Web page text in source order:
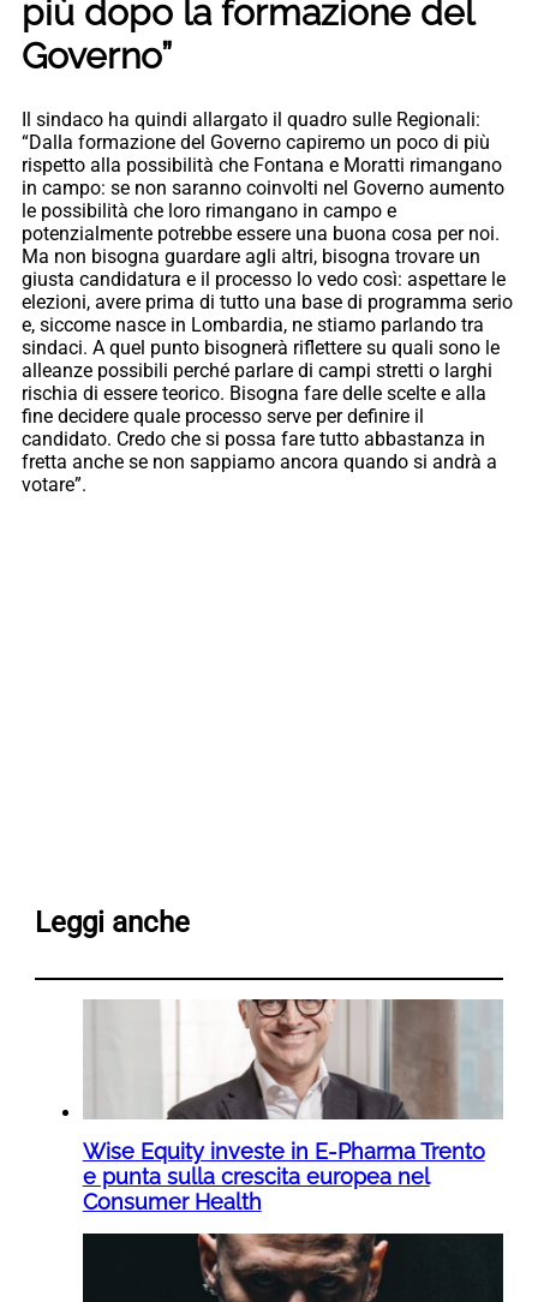
più dopo la formazione del
Governo”
Il sindaco ha quindi allargato il quadro sulle Regionali:
“Dalla formazione del Governo capiremo un poco di più
rispetto alla possibilità che Fontana e Moratti rimangano
in campo: se non saranno coinvolti nel Governo aumento
le possibilità che loro rimangano in campo e
potenzialmente potrebbe essere una buona cosa per noi.
Ma non bisogna guardare agli altri, bisogna trovare un
giusta candidatura e il processo lo vedo così: aspettare le
elezioni, avere prima di tutto una base di programma serio
e, siccome nasce in Lombardia, ne stiamo parlando tra
sindaci. A quel punto bisognerà riflettere su quali sono le
alleanze possibili perché parlare di campi stretti o larghi
rischia di essere teorico. Bisogna fare delle scelte e alla
fine decidere quale processo serve per definire il
candidato. Credo che si possa fare tutto abbastanza in
fretta anche se non sappiamo ancora quando si andrà a
votare”.
Leggi anche
Wise Equity investe in E-Pharma Trento
e punta sulla crescita europea nel
Consumer Health